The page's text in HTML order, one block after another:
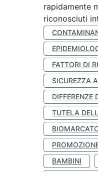
rapidamente
riconosciuti
FATTORI DI
SICUREZZA
DIFFERENZE
TUTELA
BAMBINI